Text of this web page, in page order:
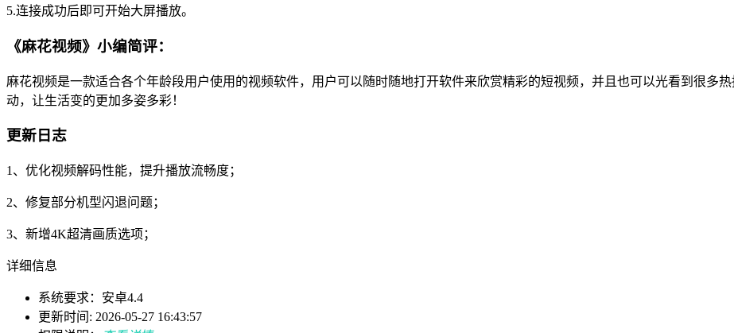
5.连接成功后即可开始大屏播放。
《麻花视频》小编简评：
麻花视频是一款适合各个年龄段用户使用的视频软件，用户可以随时随地打开软件来欣赏精彩的短视频，并且也可以光看到很多
动，让生活变的更加多姿多彩！
更新日志
1、优化视频解码性能，提升播放流畅度；
2、修复部分机型闪退问题；
3、新增4K超清画质选项；
详细信息
系统要求：安卓4.4
更新时间: 2026-05-27 16:43:57